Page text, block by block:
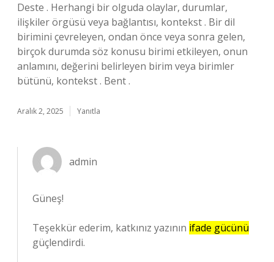
Deste . Herhangi bir olguda olaylar, durumlar,
ilişkiler örgüsü veya bağlantısı, kontekst . Bir dil
birimini çevreleyen, ondan önce veya sonra gelen,
birçok durumda söz konusu birimi etkileyen, onun
anlamını, değerini belirleyen birim veya birimler
bütünü, kontekst . Bent .
Aralık 2, 2025 Yanıtla
admin
Güneş!
Teşekkür ederim, katkınız yazının ifade gücünü
güçlendirdi.